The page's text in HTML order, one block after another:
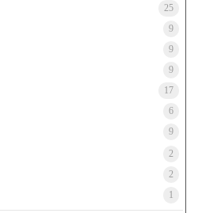
25
9
9
9
17
6
9
2
2
1